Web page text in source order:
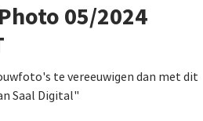
05/2024
te vereeuwigen dan met dit
Saal Digital"